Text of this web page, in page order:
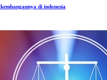
di indonesia